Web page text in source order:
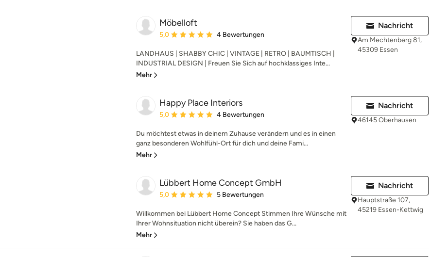
Möbelloft
Durchschnittliche Bewertung: 5 von 5 Sternen
5,0 4 Bewertungen
LANDHAUS | SHABBY CHIC | VINTAGE | RETRO | BAUMTISCH |
INDUSTRIAL DESIGN | Freuen Sie Sich auf hochklassiges Inte...
Mehr
Nachricht
Am Mechtenberg 81,
45309 Essen
Happy Place Interiors
Durchschnittliche Bewertung: 5 von 5 Sternen
5,0 4 Bewertungen
Du möchtest etwas in deinem Zuhause verändern und es in einen
ganz besonderen Wohlfühl-Ort für dich und deine Fami...
Mehr
Nachricht
46145 Oberhausen
Lübbert Home Concept GmbH
Durchschnittliche Bewertung: 5 von 5 Sternen
5,0 5 Bewertungen
Willkommen bei Lübbert Home Concept Stimmen Ihre Wünsche mit
Ihrer Wohnsituation nicht überein? Sie haben das G...
Mehr
Nachricht
Hauptstraße 107,
45219 Essen-Kettwig